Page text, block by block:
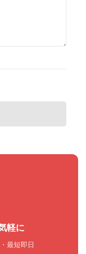
軽に
最短即日